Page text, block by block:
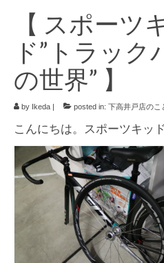
ブログ
商品情報
サイクルウェア
お知らせ
イベント/出店情報
アクセス・営業時間
お問い合わせ
オーダージャージ
スポーツキッド ホーム
【 スポーツ
ド”トラック
の世界” 】
by Ikeda | posted in: 下高井戸店のこ
こんにちは。スポーツキッ